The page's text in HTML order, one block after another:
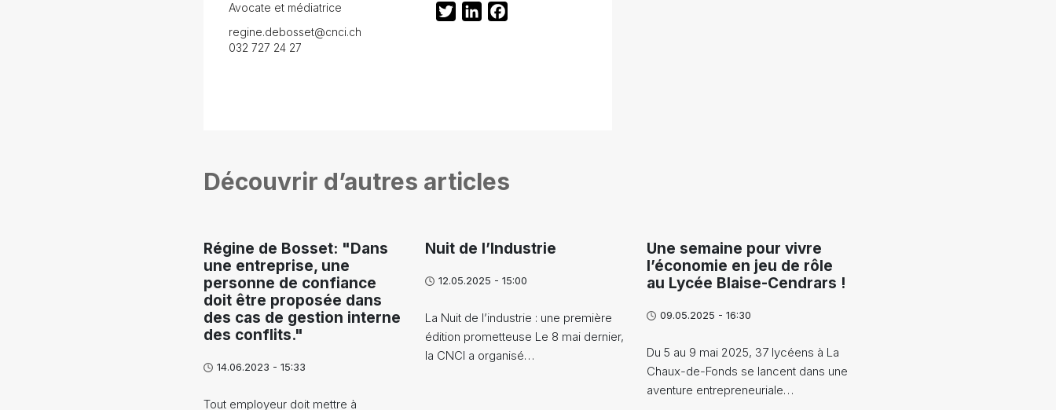
Avocate et médiatrice
regine.debosset@cnci.ch
032 727 24 27
TwitterLinkedIn
Découvrir d’autres articles
Régine de Bosset: "Dans
une entreprise, une
personne de confiance
doit être proposée dans
des cas de gestion interne
des conflits."
14.06.2023 - 15:33
Tout employeur doit mettre à
Nuit de l’Industrie
12.05.2025 - 15:00
La Nuit de l’industrie : une première
édition prometteuse Le 8 mai dernier,
la CNCI a organisé…
Une semaine pour vivre
l’économie en jeu de rôle
au Lycée Blaise-Cendrars !
09.05.2025 - 16:30
Du 5 au 9 mai 2025, 37 lycéens à La
Chaux-de-Fonds se lancent dans une
aventure entrepreneuriale…